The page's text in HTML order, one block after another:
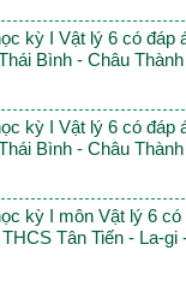
kỳ I Vật lý 6 có đáp
Bình - Châu
kỳ I Vật lý 6 có đáp
Bình - Châu
kỳ I môn Vật lý 6 có
Tân Tiến - La-gi